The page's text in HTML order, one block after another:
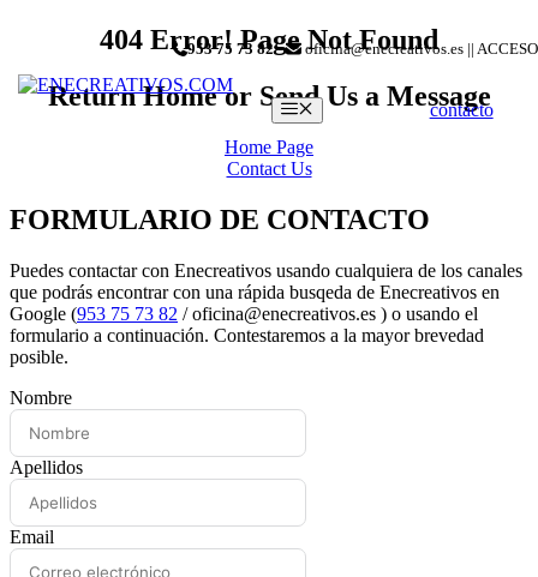
contenido
953 75 73 82- oficina@enecreativos.es || ACCESO
Menú contacto
404 Error! Page Not Found
Return Home or Send Us a Message
Home Page
Contact Us
FORMULARIO DE CONTACTO
Puedes contactar con Enecreativos usando cualquiera de los canales
que podrás encontrar con una rápida busqeda de Enecreativos en
Google (953 75 73 82 / oficina@enecreativos.es ) o usando el
formulario a continuación. Contestaremos a la mayor brevedad
posible.
Nombre
Apellidos
Email